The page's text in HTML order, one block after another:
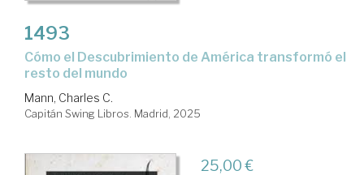
1493
Cómo el Descubrimiento de América transformó el
resto del mundo
Mann, Charles C.
Capitán Swing Libros. Madrid, 2025
25,00 €